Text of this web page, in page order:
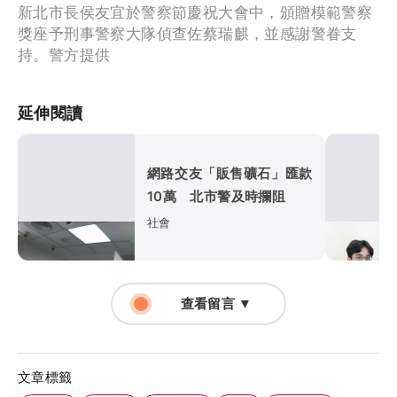
新北市長侯友宜於警察節慶祝大會中，頒贈模範警察
獎座予刑事警察大隊偵查佐蔡瑞麒，並感謝警眷支
持。警方提供
延伸閱讀
網路交友「販售礦石」匯款
10萬 北市警及時攔阻
社會
查看留言 ▼
文章標籤